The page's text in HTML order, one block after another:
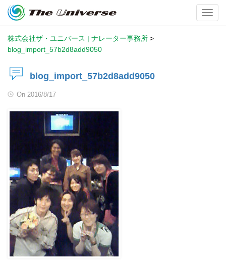
株式会社ザ・ユニバース | ナレーター事務所 >
blog_import_57b2d8add9050
blog_import_57b2d8add9050
On 2016/8/17